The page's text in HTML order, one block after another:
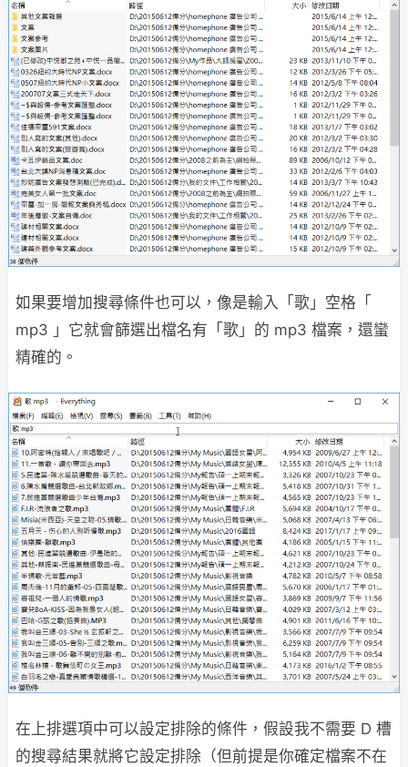
如果要增加搜尋條件也可以，像是輸入「歌」空格「
mp3 」它就會篩選出檔名有「歌」的 mp3 檔案，還蠻
精確的。
在上排選項中可以設定排除的條件，假設我不需要 D 槽
的搜尋結果就將它設定排除（但前提是你確定檔案不在